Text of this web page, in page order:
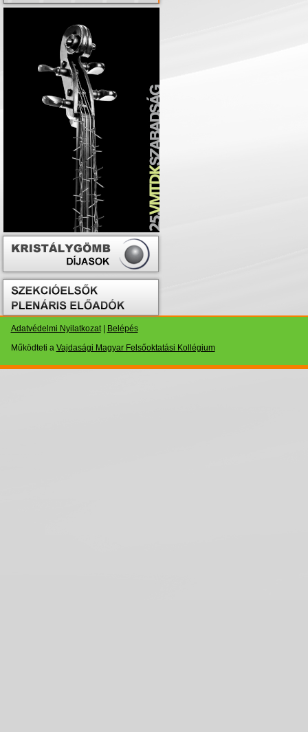
Adatvédelmi Nyilatkozat|
Belépés
Működteti a Vajdasági Magyar Felsőoktatási Kollégium